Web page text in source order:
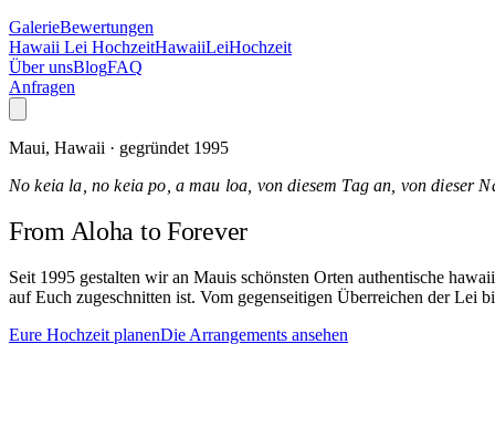
GalerieBewertungen
Hawaii Lei HochzeitHawaiiLeiHochzeit
Über unsBlogFAQ
Anfragen
Maui, Hawaii · gegründet 1995
No keia la, no keia po, a mau loa, von diesem Tag an, von dieser
From Aloha to Forever
Seit 1995 gestalten wir an Mauis schönsten Orten authentische
auf Euch zugeschnitten ist. Vom gegenseitigen Überreichen der Lei
Eure Hochzeit planenDie Arrangements ansehen